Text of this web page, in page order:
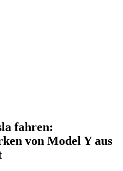
fahren:
von Model Y aus